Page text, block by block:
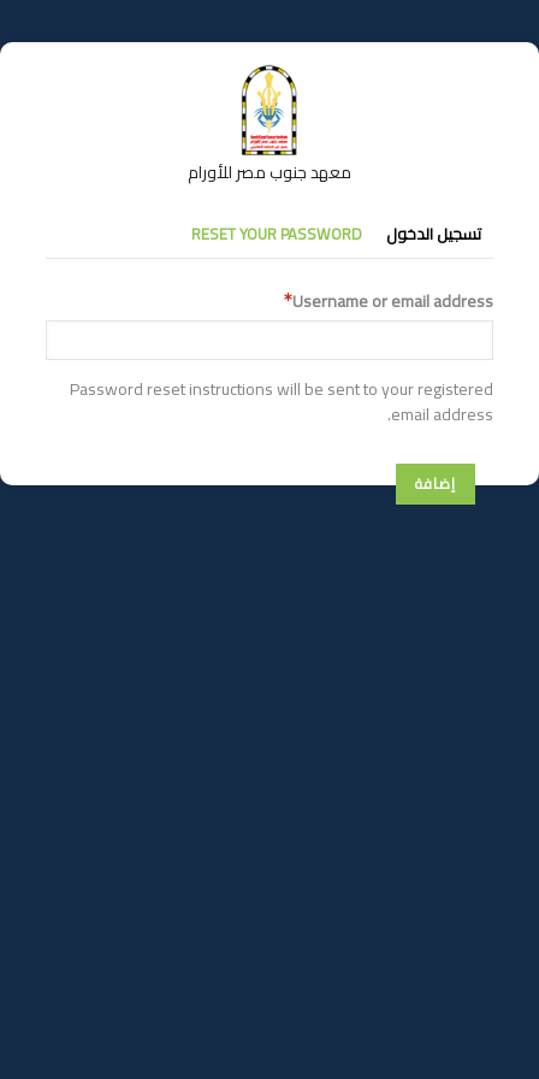
إلى
المحتوى
معهد جنوب مصر للأورام
التبويبات
الأساسية
تسجيل الدخول RESET YOUR PASSWORD
Username or email address
Password reset instructions will be sent to your registered
email address.